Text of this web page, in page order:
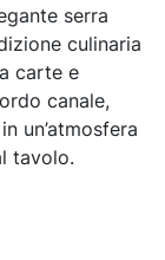
serra
culinaria
carte e
canale,
un’atmosfera
tavolo.